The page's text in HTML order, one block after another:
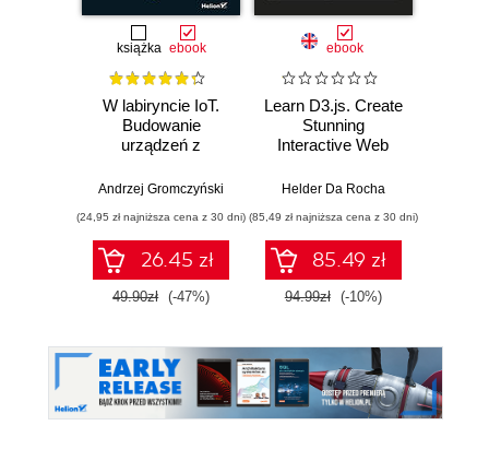
książka ebook
W labiryncie IoT.
Budowanie
urządzeń z
układów ESP8266 i
Andrzej Gromczyński
(24,95 zł najniższa cena z 30 dni)
26.45 zł
49.90zł (-47%)
ebook
Learn D3.js. Create
Stunning
Interactive Web
D3.js v7 and
- Second Edition
Helder Da Rocha
(85,49 zł najniższa cena z 30 dni)
85.49 zł
94.99zł (-10%)